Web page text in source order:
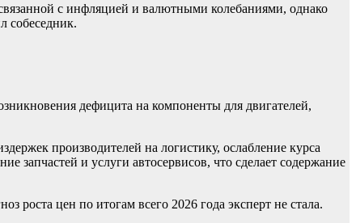
с инфляцией и валютными колебаниями, однако
собеседник.
дефицита на компоненты для двигателей,
производителей на логистику, ослабление курса
запчастей и услуги автосервисов, что сделает содержание
роста цен по итогам всего 2026 года эксперт не стала.